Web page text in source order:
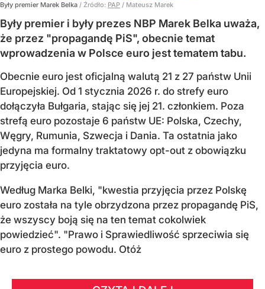
Były premier Marek Belka / Źródło: PAP / Mateusz Marek
Były premier i były prezes NBP Marek Belka uważa,
że przez "propagandę PiS", obecnie temat
wprowadzenia w Polsce euro jest tematem tabu.
Obecnie euro jest oficjalną walutą 21 z 27 państw Unii
Europejskiej. Od 1 stycznia 2026 r. do strefy euro
dołączyła Bułgaria, stając się jej 21. członkiem. Poza
strefą euro pozostaje 6 państw UE: Polska, Czechy,
Węgry, Rumunia, Szwecja i Dania. Ta ostatnia jako
jedyna ma formalny traktatowy opt-out z obowiązku
przyjęcia euro.
Według Marka Belki, "kwestia przyjęcia przez Polskę
euro została na tyle obrzydzona przez propagandę PiS,
że wszyscy boją się na ten temat cokolwiek
powiedzieć". "Prawo i Sprawiedliwość sprzeciwia się
euro z prostego powodu. Otóż